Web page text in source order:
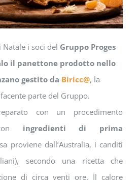
i soci del Gruppo Proges
il panettone prodotto nello
gestito da Biricc@, la
parte del Gruppo.
con un procedimento
ingredienti di prima
proviene dall’Australia, i canditi
secondo una ricetta che
di circa venti ore. Il calore